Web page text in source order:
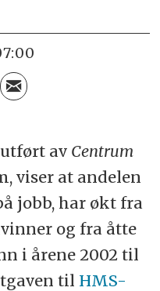
av Centrum
viser at andelen
jobb, har økt fra
og fra åtte
i årene 2002 til
til HMS-